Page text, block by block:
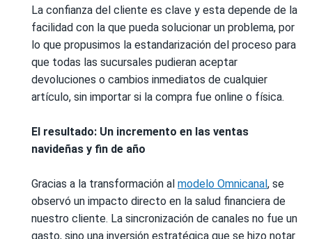
La confianza del cliente es clave y esta depende de la
facilidad con la que pueda solucionar un problema, por
lo que propusimos la estandarización del proceso para
que todas las sucursales pudieran aceptar
devoluciones o cambios inmediatos de cualquier
artículo, sin importar si la compra fue online o física.
El resultado: Un incremento en las ventas
navideñas y fin de año
Gracias a la transformación al modelo Omnicanal, se
observó un impacto directo en la salud financiera de
nuestro cliente. La sincronización de canales no fue un
gasto, sino una inversión estratégica que se hizo notar